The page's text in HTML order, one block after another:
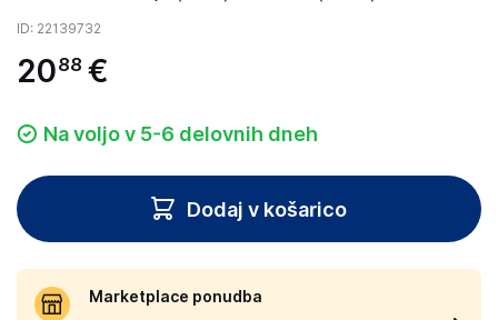
ID: 22139732
2088 €
Na voljo v 5-6 delovnih dneh
Dodaj v košarico
Marketplace ponudba